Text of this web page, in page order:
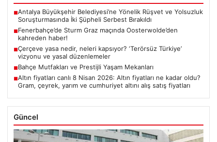
■Antalya Büyükşehir Belediyesi’ne Yönelik Rüşvet ve Yolsuzluk
Soruşturmasında İki Şüpheli Serbest Bırakıldı
■Fenerbahçe’de Sturm Graz maçında Oosterwolde’den
kahreden haber!
■Çerçeve yasa nedir, neleri kapsıyor? ‘Terörsüz Türkiye’
vizyonu ve yasal düzenlemeler
■Bahçe Mutfakları ve Prestijli Yaşam Mekanları
■Altın fiyatları canlı 8 Nisan 2026: Altın fiyatları ne kadar oldu?
Gram, çeyrek, yarım ve cumhuriyet altını alış satış fiyatları
Güncel